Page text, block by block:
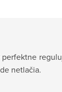
perfektne
netlačia.